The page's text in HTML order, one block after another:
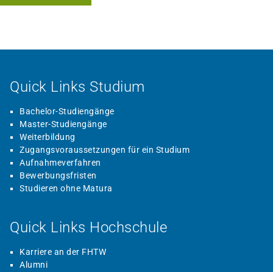
Quick Links Studium
Bachelor-Studiengänge
Master-Studiengänge
Weiterbildung
Zugangsvoraussetzungen für ein Studium
Aufnahmeverfahren
Bewerbungsfristen
Studieren ohne Matura
Quick Links Hochschule
Karriere an der FHTW
Alumni